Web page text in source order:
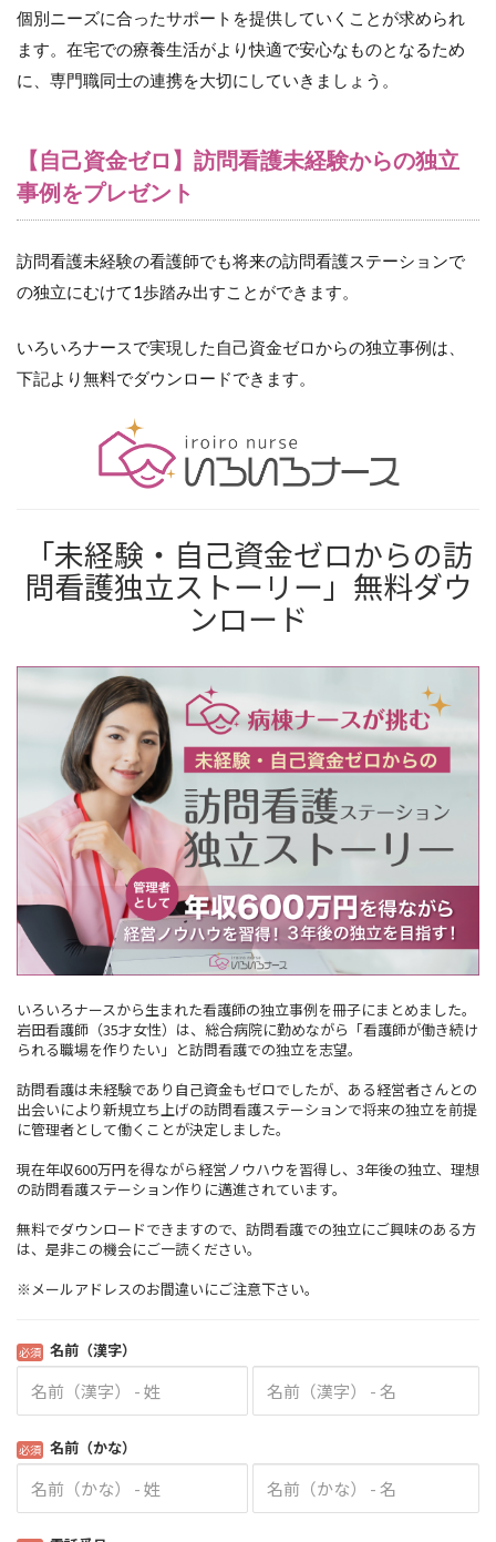
個別ニーズに合ったサポートを提供していくことが求められ
ます。在宅での療養生活がより快適で安心なものとなるため
に、専門職同士の連携を大切にしていきましょう。
【自己資金ゼロ】訪問看護未経験からの独立
事例をプレゼント
訪問看護未経験の看護師でも将来の訪問看護ステーションで
の独立にむけて1歩踏み出すことができます。
いろいろナースで実現した自己資金ゼロからの独立事例は、
下記より無料でダウンロードできます。